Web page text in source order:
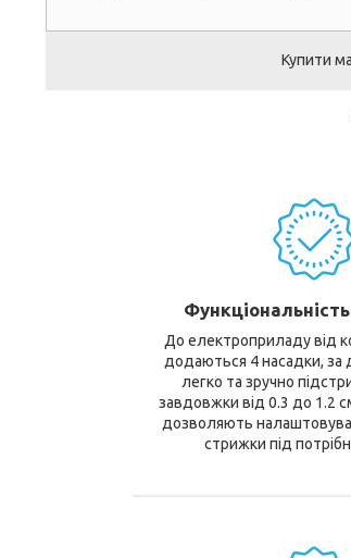
Купити
До електроприладу від
додаються 4 насадки, за
легко та зручно
завдовжки від 0.3 до 1.2
дозволяють
стрижки під